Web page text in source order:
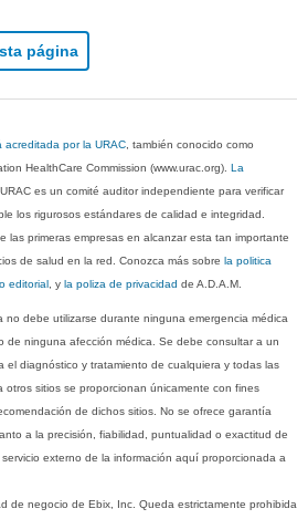
página
acreditada por la URAC , también conocido como
HealthCare Commission (www.urac.org).La
es un comité auditor independiente para verificar
los rigurosos estándares de calidad e integridad.
las primeras empresas en alcanzar esta tan importante
de salud en la red. Conozca más sobrela politica
editorial , yla poliza de privacidad de A.D.A.M.
debe utilizarse durante ninguna emergencia médica
de ninguna afección médica. Se debe consultar a un
el diagnóstico y tratamiento de cualquiera y todas las
otros sitios se proporcionan únicamente con fines
de dichos sitios. No se ofrece garantía
a la precisión, fiabilidad, puntualidad o exactitud de
externo de la información aquí proporcionada a
de negocio de Ebix, Inc. Queda estrictamente prohibida